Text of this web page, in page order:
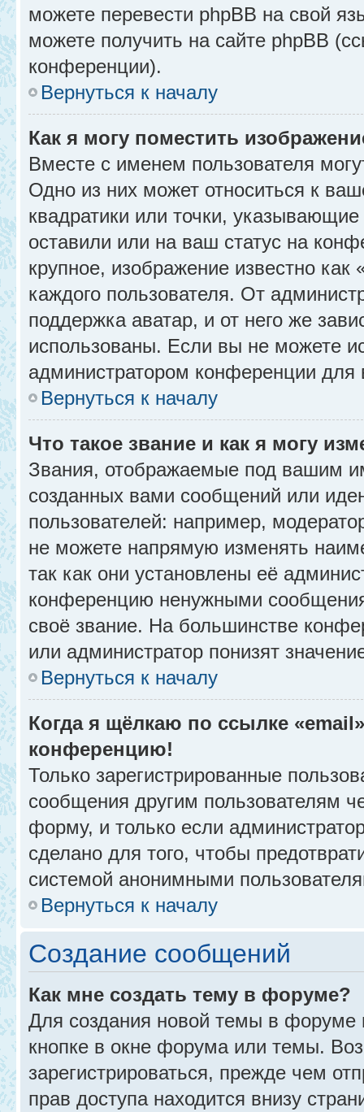
можете перевести phpBB на свой
можете получить на сайте phpBB
конференции).
Вернуться к началу
Как я могу поместить
Вместе с именем пользователя
Одно из них может относиться к
квадратики или точки,
оставили или на ваш статус на
крупное, изображение известно
каждого пользователя. От
поддержка аватар, и от него же
использованы. Если вы не можете
администратором конференции для
Вернуться к началу
Что такое звание и как я могу
Звания, отображаемые под вашим
созданных вами сообщений или
пользователей: например,
не можете напрямую изменять
так как они установлены её
конференцию ненужными
своё звание. На большинстве
или администратор понизят
Вернуться к началу
Когда я щёлкаю по ссылке
конференцию!
Только зарегистрированные
сообщения другим пользователям
форму, и только если
сделано для того, чтобы
системой анонимными
Вернуться к началу
Создание сообщений
Как мне создать тему в форуме?
Для создания новой темы в форуме
кнопке в окне форума или темы.
зарегистрироваться, прежде чем
прав доступа находится внизу